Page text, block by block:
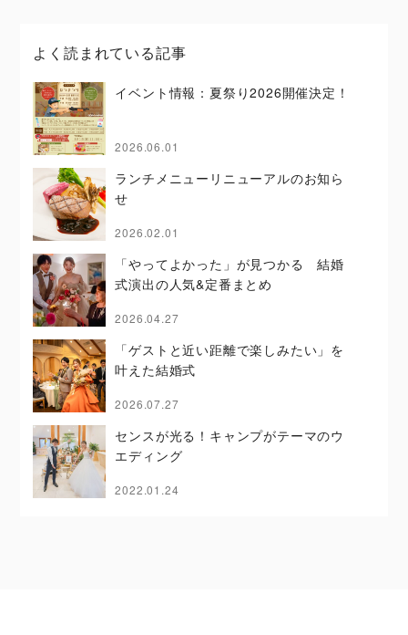
よく読まれている記事
イベント情報：夏祭り2026開催決定！
2026.06.01
ランチメニューリニューアルのお知ら
せ
2026.02.01
「やってよかった」が見つかる 結婚
式演出の人気&定番まとめ
2026.04.27
「ゲストと近い距離で楽しみたい」を
叶えた結婚式
2026.07.27
センスが光る！キャンプがテーマのウ
エディング
2022.01.24